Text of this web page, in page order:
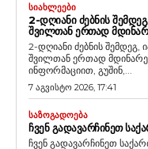
ᲡᲘᲐᲮᲚᲔᲔᲑᲘ
2-ᲓᲦᲘᲐᲜᲘ ᲫᲔᲑᲜᲘᲡ
ᲨᲕᲘᲚᲗᲐᲜ ᲔᲠᲗᲐᲓ
2-დღიანი ძებნის
შვილთან ერთად
ინფორმაციით, გუშინ,...
7 აგვისტო 2026, 17:41
ᲡᲐᲖᲝᲒᲐᲓᲝᲔᲑᲐ
ᲩᲕᲔᲜ ᲒᲐᲓᲐᲕᲐᲠᲩᲘᲜᲔᲗ
ჩვენ გადავარჩინეთ